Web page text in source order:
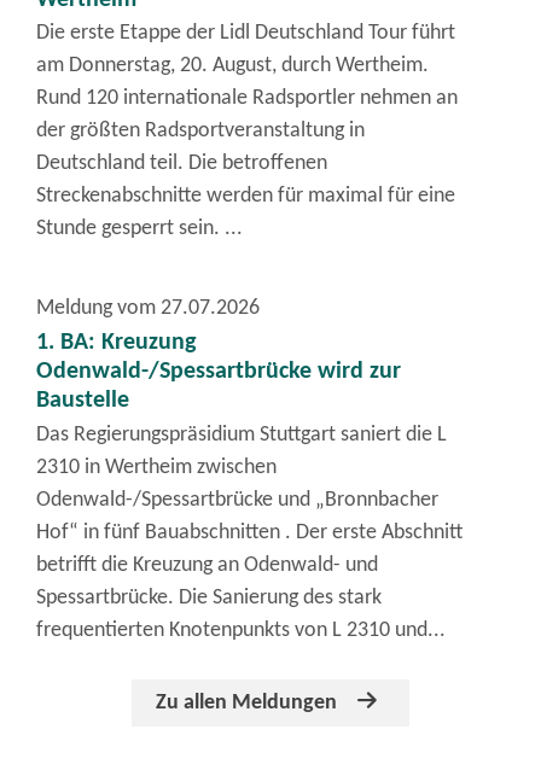
Die erste Etappe der Lidl Deutschland Tour führt
am Donnerstag, 20. August, durch Wertheim.
Rund 120 internationale Radsportler nehmen an
der größten Radsportveranstaltung in
Deutschland teil. Die betroffenen
Streckenabschnitte werden für maximal für eine
Stunde gesperrt sein. ...
Meldung vom 27.07.2026
1. BA: Kreuzung
Odenwald-/Spessartbrücke wird zur
Baustelle
Das Regierungspräsidium Stuttgart saniert die L
2310 in Wertheim zwischen
Odenwald-/Spessartbrücke und „Bronnbacher
Hof“ in fünf Bauabschnitten . Der erste Abschnitt
betrifft die Kreuzung an Odenwald- und
Spessartbrücke. Die Sanierung des stark
frequentierten Knotenpunkts von L 2310 und...
Zu allen Meldungen